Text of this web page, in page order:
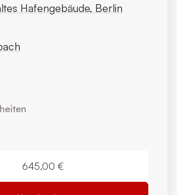
Hafengebäude, Berlin
645,00 €